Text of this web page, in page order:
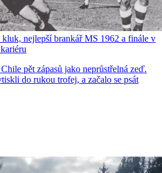
nejlepší brankář MS 1962 a finále v
pět zápasů jako neprůstřelná zeď.
do rukou trofej, a začalo se psát